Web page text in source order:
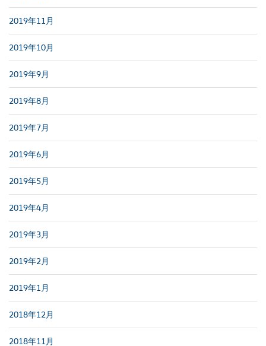
2019年11月
2019年10月
2019年9月
2019年8月
2019年7月
2019年6月
2019年5月
2019年4月
2019年3月
2019年2月
2019年1月
2018年12月
2018年11月